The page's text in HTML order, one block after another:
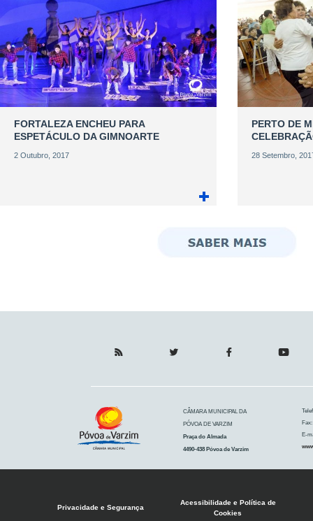
FORTALEZA ENCHEU PARA
ESPETÁCULO DA GIMNOARTE
2 Outubro, 2017
PERTO DE
28 Setembro,
CÂMARA MUNICIPAL DA
PÓVOA DE VARZIM
Praça do Almada
4490-438 Póvoa de Varzim
Fax:
E-
Privacidade e Segurança
Acessibilidade e Política de
Cookies